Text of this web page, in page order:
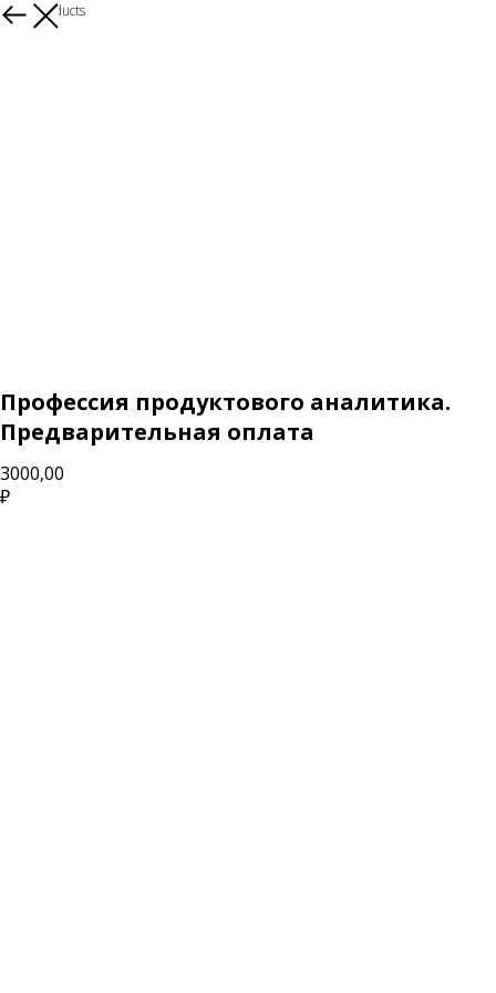
More products
Профессия продуктового аналитика.
Предварительная оплата
3000,00
₽